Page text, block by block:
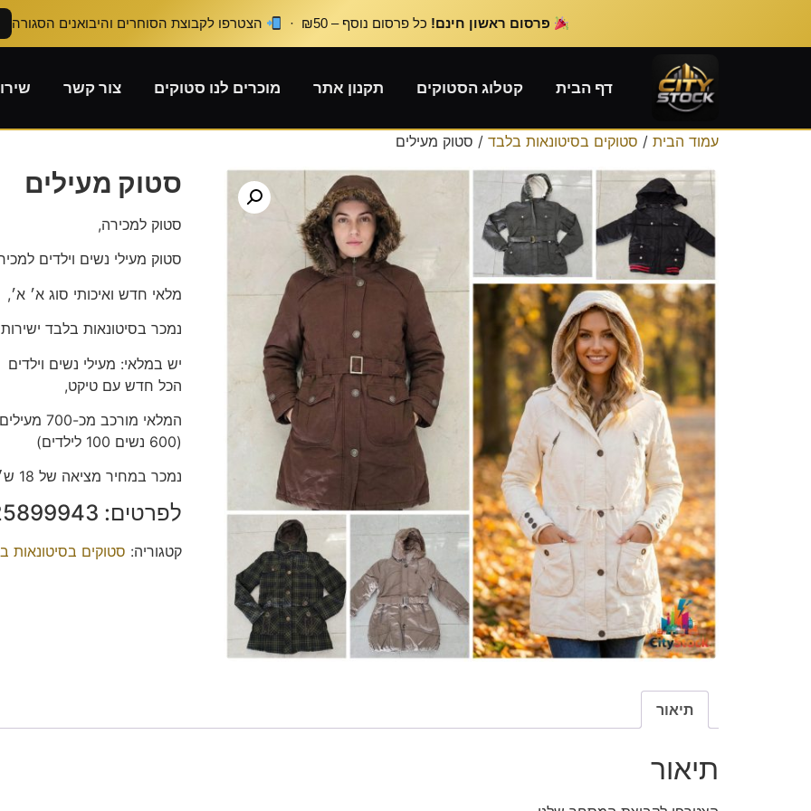
פרסום ראשון חינם! כל פרסום נוסף – ₪50 · הצטרפו לקבוצת הסוחרים והיבואנים הסגורה
דף הבית קטלוג הסטוקים תקנון אתר מוכרים לנו סטוקים צור קשר
עמוד הבית / סטוקים בסיטונאות בלבד / סטוק מעילים
סטוק מעילים
סטוק למכירה,
סטוק מעילי נשים וילדים
מלאי חדש ואיכותי סוג א׳ א׳,
נמכר בסיטונאות בלבד
יש במלאי: מעילי נשים וילדים
הכל חדש עם טיקט,
המלאי מורכב מכ-700 מעילים
(600 נשים 100 לילדים)
נמכר במחיר מציאה של 18 ש״ח ליחידה בלבד למעיל!! ברכישה סיטונאית בלבד.
לפרטים: 0525899943
קטגוריה: סטוקים בסיטונאות
תיאור
תיאור